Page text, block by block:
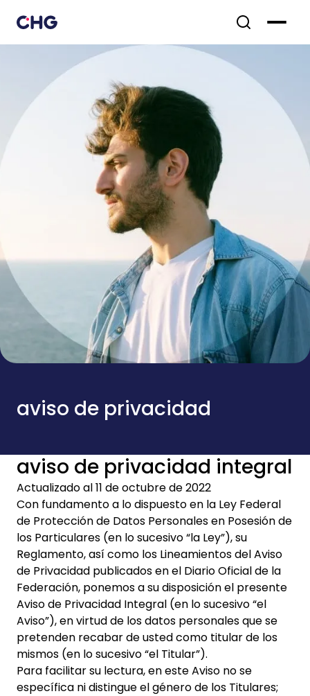
aviso de privacidad
aviso de privacidad integral
Actualizado al 11 de octubre de 2022
Con fundamento a lo dispuesto en la Ley Federal
de Protección de Datos Personales en Posesión de
los Particulares (en lo sucesivo “la Ley”), su
Reglamento, así como los Lineamientos del Aviso
de Privacidad publicados en el Diario Oficial de la
Federación, ponemos a su disposición el presente
Aviso de Privacidad Integral (en lo sucesivo “el
Aviso”), en virtud de los datos personales que se
pretenden recabar de usted como titular de los
mismos (en lo sucesivo “el Titular”).
Para facilitar su lectura, en este Aviso no se
específica ni distingue el género de los Titulares;